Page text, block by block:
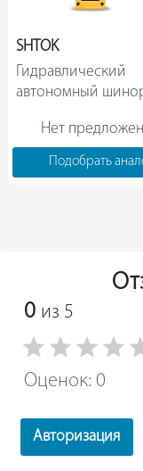
SHTOK
Гидравлический
автономный
Нет
Подобрать
0 из 5
Оценок: 0
Авторизация